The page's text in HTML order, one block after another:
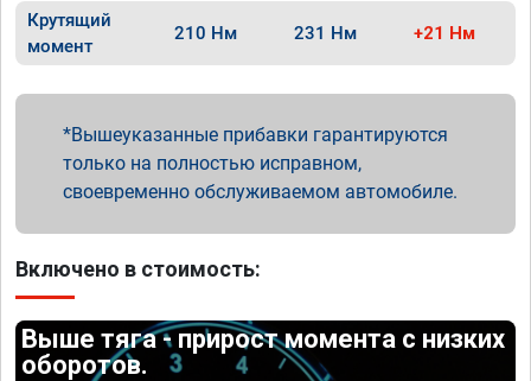
Крутящий
момент
210 Нм 231 Нм +21 Нм
Вышеуказанные прибавки гарантируются
только на полностью исправном,
своевременно обслуживаемом автомобиле.
Включено в стоимость:
Выше тяга - прирост момента с низких
оборотов.